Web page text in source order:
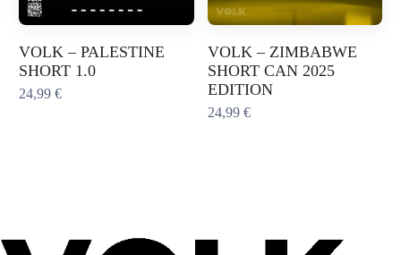
VOLK – PALESTINE
SHORT 1.0
24,99€
VOLK – ZIMBABWE
SHORT CAN 2025
EDITION
24,99 €